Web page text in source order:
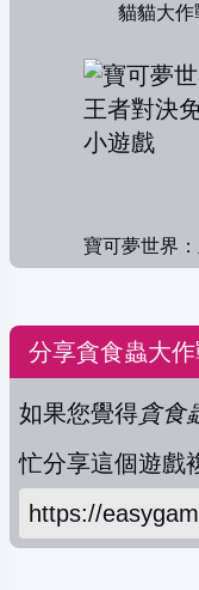
貓貓大作
分享貪食蟲大
如果您覺得貪食
忙分享這個遊戲